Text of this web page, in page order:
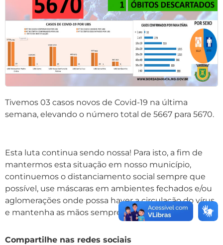
Tivemos 03 casos novos de Covid-19 na última
semana, elevando o número total de 5667 para 5670.
Esta luta continua sendo nossa! Para isto, a fim de
mantermos esta situação em nosso município,
continuemos o distanciamento social sempre que
possível, use máscaras em ambientes fechados e/ou
aglomerações onde possa haver a circulação do vírus
e mantenha as mãos sempre higienizadas.
Compartilhe nas redes sociais